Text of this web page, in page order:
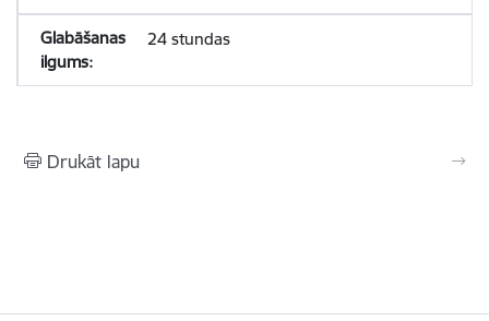
24 stundas
Drukāt lapu